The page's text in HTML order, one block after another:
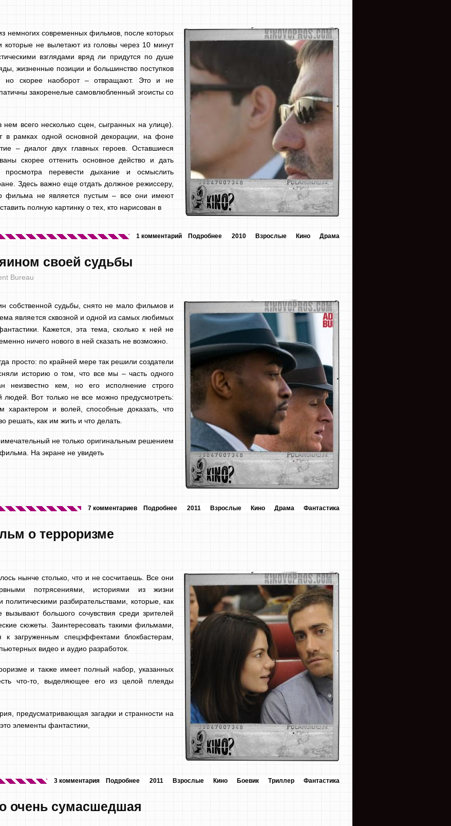
немногих современных фильмов, после которых
которые не вылетают из головы через 10 минут
взглядами вряд ли придутся по душе
жизненные позиции и большинство поступков
но скорее наоборот – отвращают. Это и не
закоренелые самовлюбленный эгоисты со
всего несколько сцен, сыгранных на улице).
в рамках одной основной декорации, на фоне
– диалог двух главных героев. Оставшиеся
скорее оттенить основное действо и дать
просмотра перевести дыхание и осмыслить
Здесь важно еще отдать должное режиссеру,
фильма не является пустым – все они имеют
полную картинку о тех, кто нарисован в
2010 Взрослые Кино Драма
1 комментарий Подробнее
своей судьбы
Bureau
собственной судьбы, снято не мало фильмов и
является сквозной и одной из самых любимых
Кажется, эта тема, сколько к ней не
ничего нового в ней сказать не возможно.
просто: по крайней мере так решили создатели
историю о том, что все мы – часть одного
неизвестно кем, но его исполнение строго
людей. Вот только не все можно предусмотреть:
характером и волей, способные доказать, что
решать, как им жить и что делать.
не только оригинальным решением
На экране не увидеть
2011 Взрослые Кино Драма Фантастика
7 комментариев Подробнее
о терроризме
нынче столько, что и не сосчитаешь. Все они
потрясениями, историями из жизни
разбирательствами, которые, как
большого сочувствия среди зрителей
сюжеты. Заинтересовать такими фильмами,
к загруженным спецэффектами блокбастерам,
видео и аудио разработок.
и также имеет полный набор, указанных
что-то, выделяющее его из целой плеяды
предусматривающая загадки и странности на
элементы фантастики,
2011 Взрослые Кино Боевик Триллер Фантастика
3 комментария Подробнее
очень сумасшедшая